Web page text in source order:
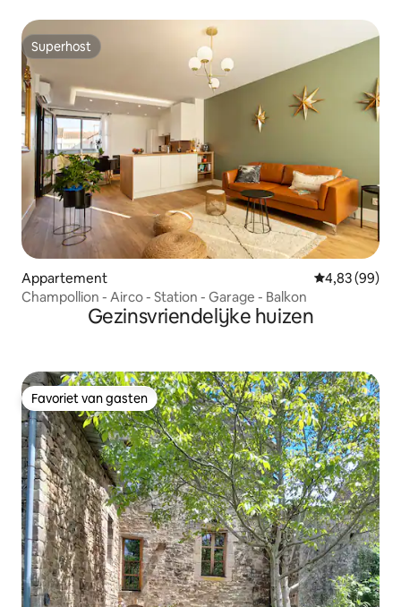
Superhost
Superhost
Appartement Gemiddelde
4,83 (99)
Champollion - Airco - Station - Garage - Balkon
Gezinsvriendelijke huizen
Favoriet van gasten
Favoriet van gasten